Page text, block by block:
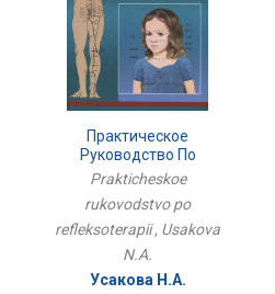
Практическое
Руководство По
Рефлексотерапии
Prakticheskoe
rukovodstvo po
refleksoterapii , Usakova
N.A.
Усакова Н.А.